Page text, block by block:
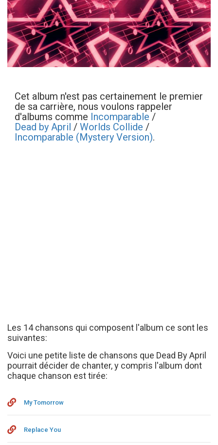
Cet album n'est pas certainement le premier
de sa carrière, nous voulons rappeler
d'albums comme Incomparable /
Dead by April / Worlds Collide /
Incomparable (Mystery Version).
Les 14 chansons qui composent l'album ce sont les
suivantes:
Voici une petite liste de chansons que Dead By April
pourrait décider de chanter, y compris l'album dont
chaque chanson est tirée:
My Tomorrow
Replace You